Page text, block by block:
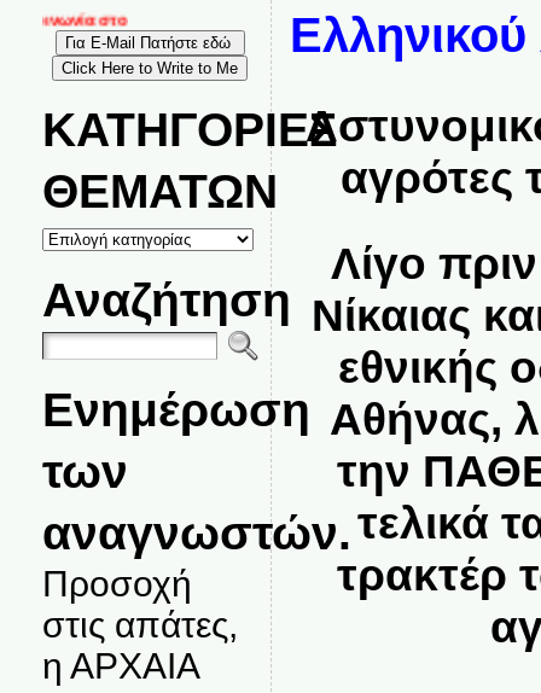
στο
ΚΑΤΗΓΟΡΙΕΣ
ΘΕΜΑΤΩΝ
ΚΑΤΗΓΟΡΙΕΣ
ΘΕΜΑΤΩΝ
Αναζήτηση
Ενημέρωση
των
αναγνωστών.
Προσοχή
στις απάτες,
η ΑΡΧΑΙΑ
αγρότες
Λίγο
Νίκαιας
εθνικής
Αθήνας,
την
τελικά
τρακτέρ